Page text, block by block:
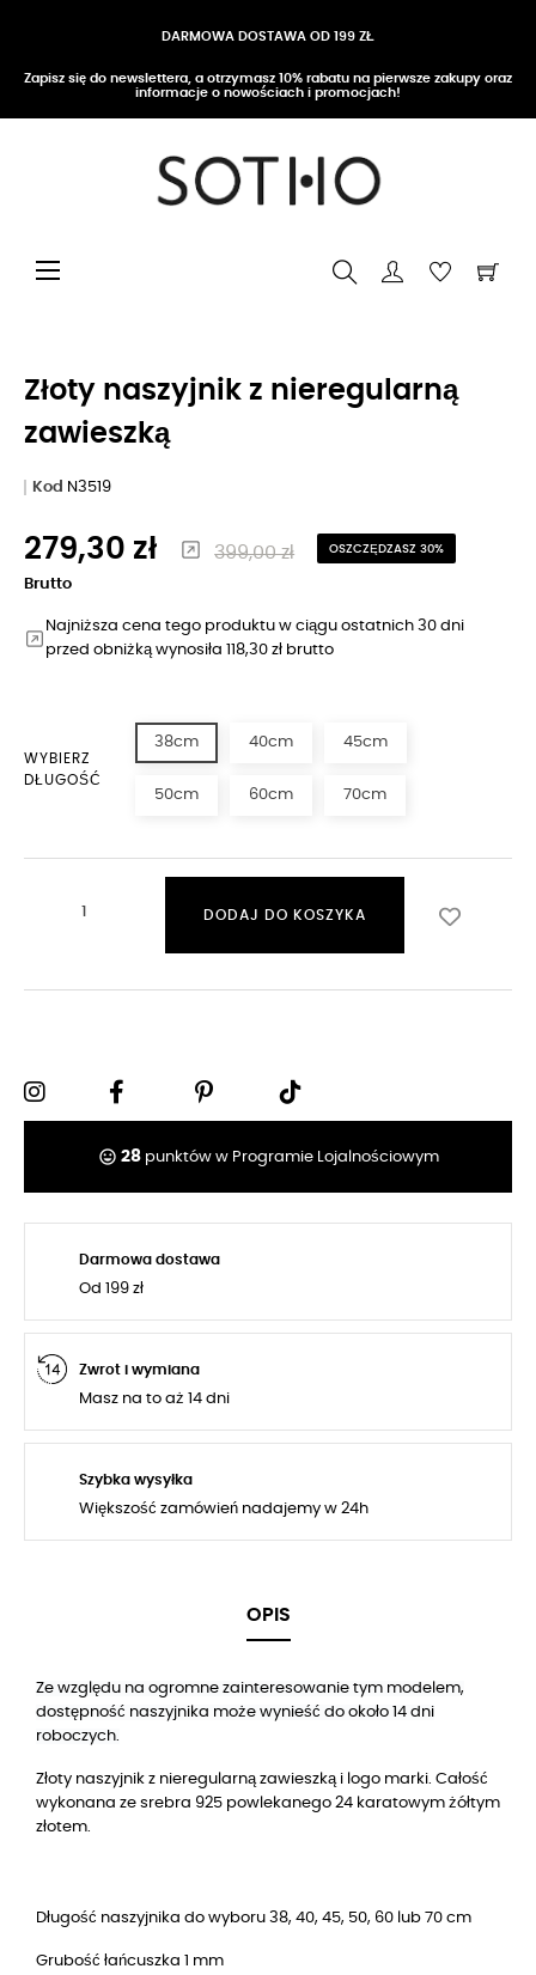
DARMOWA DOSTAWA OD 199 ZŁ
Zapisz się do newslettera, a otrzymasz 10% rabatu na pierwsze zakupy oraz
informacje o nowościach i promocjach!
Przełącz nawigację
☰
Złoty naszyjnik z nieregularną
zawieszką
Kod N3519
279,30 zł 399,00 zł OSZCZĘDZASZ 30%
Brutto
Najniższa cena tego produktu w ciągu ostatnich 30 dni
przed obniżką wynosiła 118,30 zł brutto
WYBIERZ
DŁUGOŚĆ
38cm 40cm 45cm
50cm 60cm 70cm
DODAJ DO KOSZYKA
tag_faces 28punktów w Programie Lojalnościowym
Darmowa dostawa
Od 199 zł
Zwrot i wymiana
Masz na to aż 14 dni
Szybka wysyłka
Większość zamówień nadajemy w 24h
OPIS
Ze względu na ogromne zainteresowanie tym modelem,
dostępność naszyjnika może wynieść do około 14 dni
roboczych.
Złoty naszyjnik z nieregularną zawieszką i logo marki. Całość
wykonana ze srebra 925 powlekanego 24 karatowym żółtym
złotem.
Długość naszyjnika do wyboru 38, 40, 45, 50, 60 lub 70 cm
Grubość łańcuszka 1 mm